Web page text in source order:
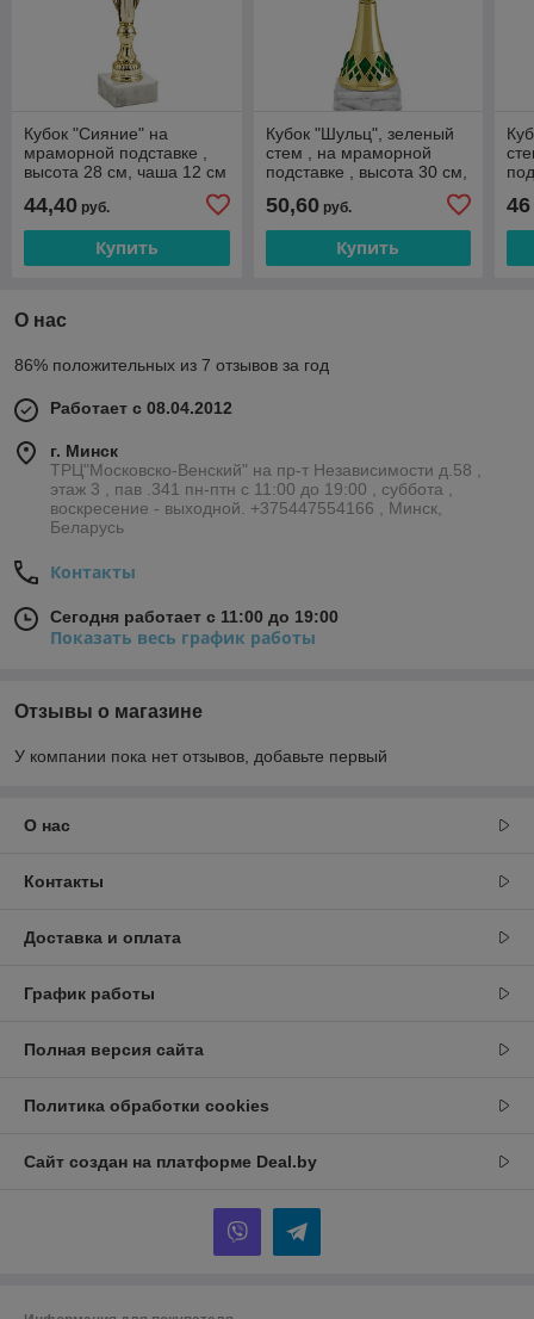
Кубок "Сияние" на
мраморной подставке ,
высота 28 см, чаша 12 см
44,40 руб.
Купить
Кубок "Шульц", зеленый
стем , на мраморной
подставке , высота 30 см,
50,60руб.
Купить
46
О нас
86% положительных из 7 отзывов за год
Работает с 08.04.2012
г. Минск
ТРЦ"Московско-Венский" на пр-т Независимости д.58 ,
этаж 3 , пав .341 пн-птн с 11:00 до 19:00 , суббота ,
воскресение - выходной. +375447554166 , Минск,
Беларусь
Контакты
Сегодня работает с 11:00 до 19:00
Показать весь график работы
Отзывы о магазине
У компании пока нет отзывов, добавьте первый
О нас
Контакты
Доставка и оплата
График работы
Полная версия сайта
Политика обработки cookies
Сайт создан на платформе Deal.by